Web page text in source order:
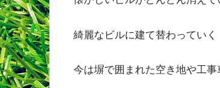
綺麗なビルに建て替わっていく
今は塀で囲まれた空き地や工